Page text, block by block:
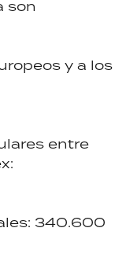
son
y a los
entre
340.600